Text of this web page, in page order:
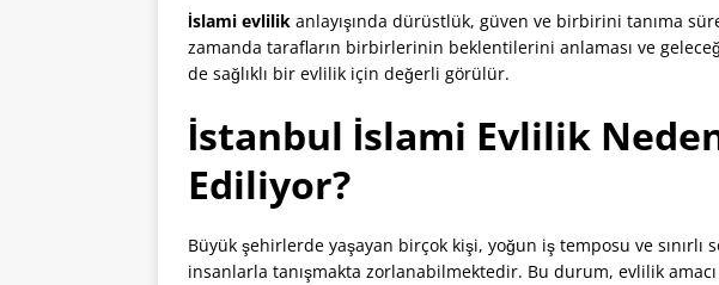
İslami evlilik anlayışında dürüstlük, güven ve birbirini tanıma
zamanda tarafların birbirlerinin beklentilerini anlaması ve
de sağlıklı bir evlilik için değerli görülür.
İstanbul İslami Evlilik
Ediliyor?
Büyük şehirlerde yaşayan birçok kişi, yoğun iş temposu ve sınırlı
insanlarla tanışmakta zorlanabilmektedir. Bu durum, evlilik